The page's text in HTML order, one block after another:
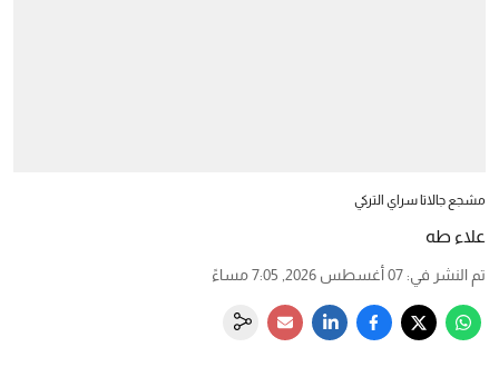
مشجع جالاتا سراي التركي
علاء طه
تم النشر في: 07 أغسطس 2026, 7:05 مساءً